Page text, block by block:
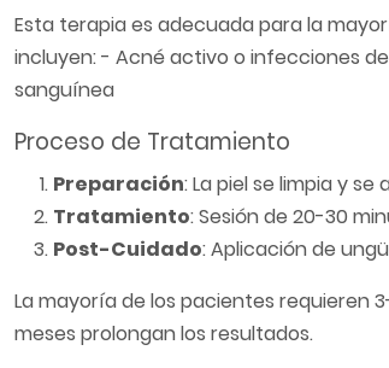
Esta terapia es adecuada para la
incluyen: - Acné activo o infecciones
sanguínea
Proceso de Tratamiento
Preparación: La piel se limpia y
Tratamiento: Sesión de 20-30
Post-Cuidado: Aplicación de
La mayoría de los pacientes requieren
meses prolongan los resultados.